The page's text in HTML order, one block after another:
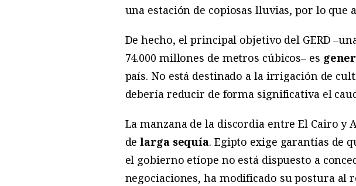
una estación de copiosas lluvias, por lo que
De hecho, el principal objetivo del GERD
74.000 millones de metros cúbicos– es
país. No está destinado a la irrigación de
debería reducir de forma significativa el
La manzana de la discordia entre El Cairo y
delarga sequía. Egipto exige garantías de
el gobierno etíope no está dispuesto a
negociaciones, ha modificado su postura al